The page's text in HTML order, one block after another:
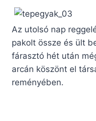
Az utolsó nap
pakolt össze és ült
fárasztó hét után
arcán köszönt el
reményében.